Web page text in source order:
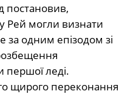
постановив,
Рей могли визнати
одним епізодом зі
першої леді.
щирого переконання